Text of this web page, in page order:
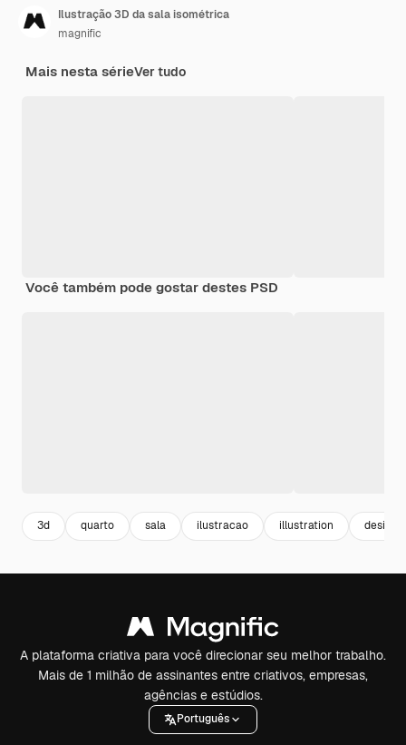
Ilustração 3D da sala isométrica
magnific
Mais nesta sérieVer tudo
Você também pode gostar destes PSD
3d quarto sala ilustracao illustration design
A plataforma criativa para você direcionar seu melhor trabalho.
Mais de 1 milhão de assinantes entre criativos, empresas,
agências e estúdios.
Português